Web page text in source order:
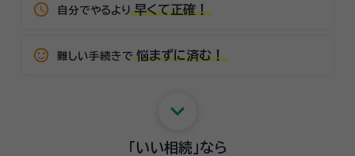
schedule 自分でやるより 早くて正確！
sentiment_satisfied_alt 難しい手続きで 悩まずに済む！
keyboard_arrow_down
「いい相続」なら